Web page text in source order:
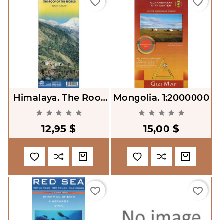
Himalaya. The Roof
Of The World. Scale
1:1,300,000
    
12,95 $
Mongolia. 1:2000000
    
15,00 $
favorite_border favorite_border